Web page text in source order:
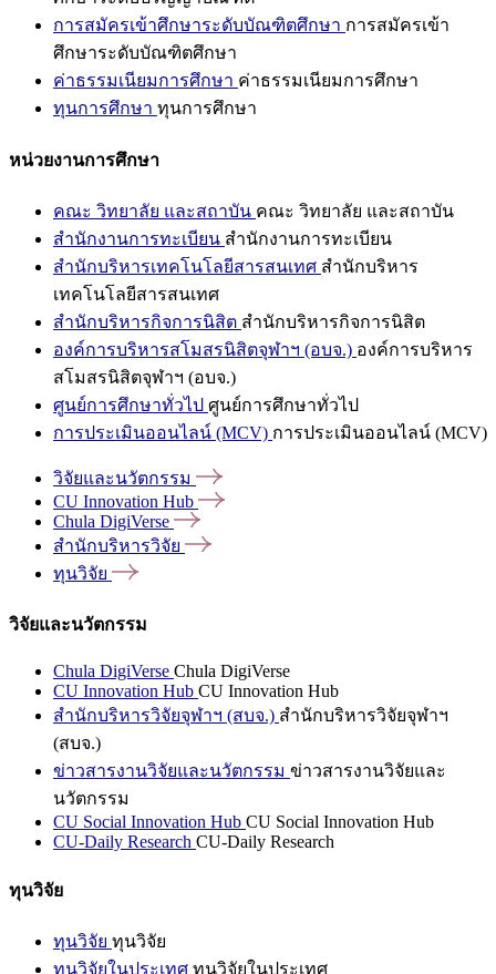
การสมัครเข้าศึกษาระดับบัณฑิตศึกษา การสมัครเข้า
ศึกษาระดับบัณฑิตศึกษา
ค่าธรรมเนียมการศึกษา ค่าธรรมเนียมการศึกษา
ทุนการศึกษา ทุนการศึกษา
หน่วยงานการศึกษา
คณะ วิทยาลัย และสถาบัน คณะ วิทยาลัย และสถาบัน
สำนักงานการทะเบียน สำนักงานการทะเบียน
สำนักบริหารเทคโนโลยีสารสนเทศ สำนักบริหาร
เทคโนโลยีสารสนเทศ
สำนักบริหารกิจการนิสิต สำนักบริหารกิจการนิสิต
องค์การบริหารสโมสรนิสิตจุฬาฯ (อบจ.) องค์การบริหาร
สโมสรนิสิตจุฬาฯ (อบจ.)
ศูนย์การศึกษาทั่วไป ศูนย์การศึกษาทั่วไป
การประเมินออนไลน์ (MCV) การประเมินออนไลน์ (MCV)
วิจัยและนวัตกรรม
CU Innovation Hub
Chula DigiVerse
สำนักบริหารวิจัย
ทุนวิจัย
วิจัยและนวัตกรรม
Chula DigiVerse Chula DigiVerse
CU Innovation Hub CU Innovation Hub
สำนักบริหารวิจัยจุฬาฯ (สบจ.) สำนักบริหารวิจัยจุฬาฯ
(สบจ.)
ข่าวสารงานวิจัยและนวัตกรรม ข่าวสารงานวิจัยและ
นวัตกรรม
CU Social Innovation Hub CU Social Innovation Hub
CU-Daily Research CU-Daily Research
ทุนวิจัย
ทุนวิจัย ทุนวิจัย
ทุนวิจัยในประเทศ ทุนวิจัยในประเทศ